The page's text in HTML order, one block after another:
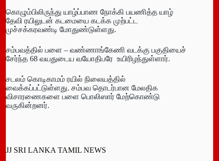
கொழும்பிலிருந்து யாழ்ப்பாண நோக்கி பயணித்த யாழ்
தேவி ரயிலுடன் கடமையை கடக்க முற்பட்ட
முச்சக்கரவண்டி மோதுண்டுள்ளது.
சம்பவத்தில் பளை – வண்ணாங்கேணி வடக்கு பகுதியைச்
சேர்ந்த 68 வயதுடைய வயோதிபரே உயிரிழந்துள்ளார்.
சடலம் கொடிகாமம் ரயில் நிலையத்தில்
வைக்கப்பட்டுள்ளது. சம்பவ தொடர்பான மேலதிக
விசாரணைகளை பளை பொலிஸார் மேற்கொண்டு
வருகின்றனர்.
JJ SRI LANKA TAMIL NEWS